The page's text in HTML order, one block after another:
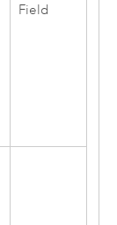
Field